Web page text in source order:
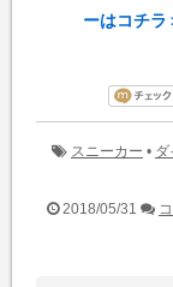
ーはコチラ
スニーカー • ダ
2018/05/31